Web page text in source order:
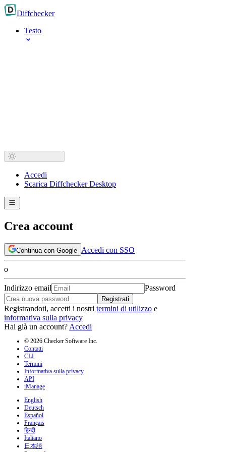
Diffchecker
Testo
Accedi
Scarica Diffchecker Desktop
Crea account
Continua con Google Accedi con SSO
o
Indirizzo email Password
Registrati
Registrandoti, accetti i nostri termini di utilizzo e
informativa sulla privacy
Hai già un account? Accedi
© 2026 Checker Software Inc.
Contatti
CLI
Termini
Informativa sulla privacy
API
iManage
English
Deutsch
Español
Français
हिन्दी
Italiano
日本語